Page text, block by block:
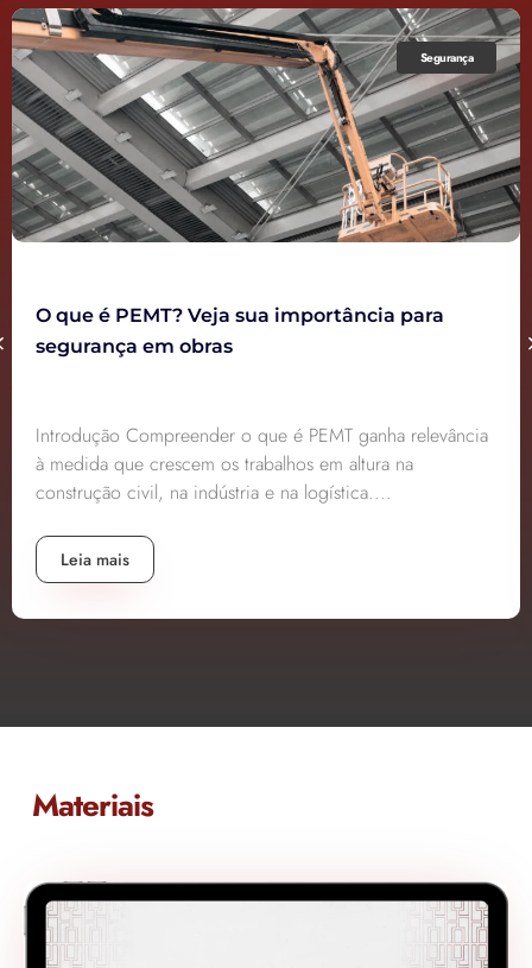
Segurança
O que é PEMT? Veja sua importância para
segurança em obras
Introdução Compreender o que é PEMT ganha relevância
à medida que crescem os trabalhos em altura na
construção civil, na indústria e na logística....
Leia mais
Materiais